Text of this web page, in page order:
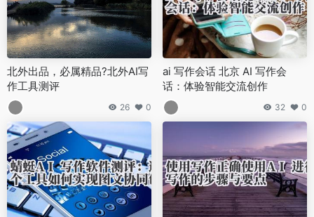
北外出品，必属精品?北外AI写
作工具测评
26 0
ai 写作会话 北京 AI 写作会
话：体验智能交流创作
32 0